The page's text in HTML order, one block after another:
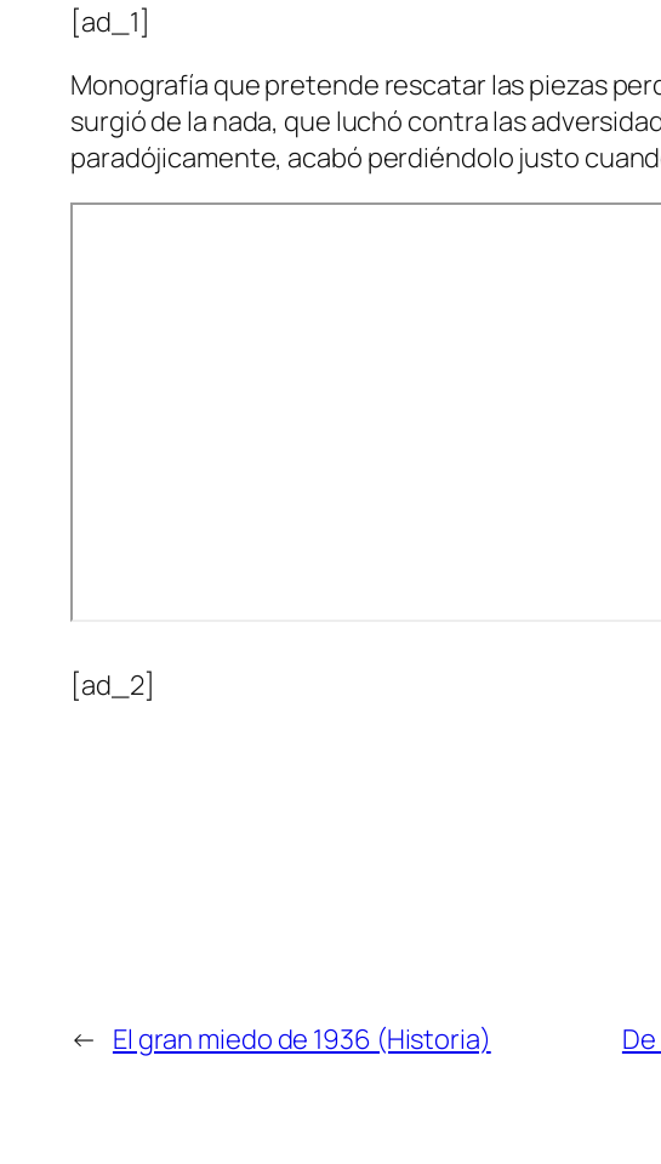
[ad_1]
Monografía que pretende rescatar las piezas
surgió de la nada, que luchó contra las
paradójicamente, acabó perdiéndolo justo
[ad_2]
← El gran miedo de 1936 (Historia)